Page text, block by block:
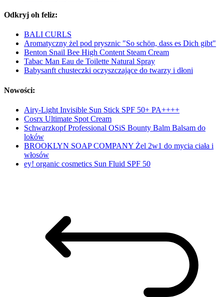
Odkryj oh feliz:
BALI CURLS
Aromatyczny żel pod prysznic "So schön, dass es Dich gibt"
Benton Snail Bee High Content Steam Cream
Tabac Man Eau de Toilette Natural Spray
Babysanft chusteczki oczyszczające do twarzy i dłoni
Nowości:
Airy-Light Invisible Sun Stick SPF 50+ PA++++
Cosrx Ultimate Spot Cream
Schwarzkopf Professional OSiS Bounty Balm Balsam do
loków
BROOKLYN SOAP COMPANY Żel 2w1 do mycia ciała i
włosów
ey! organic cosmetics Sun Fluid SPF 50